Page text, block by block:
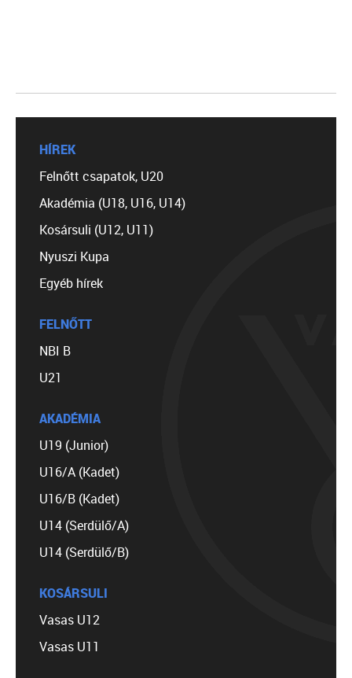
HÍREK
Felnőtt csapatok, U20
Akadémia (U18, U16, U14)
Kosársuli (U12, U11)
Nyuszi Kupa
Egyéb hírek
FELNŐTT
NBI B
U21
AKADÉMIA
U19 (Junior)
U16/A (Kadet)
U16/B (Kadet)
U14 (Serdülő/A)
U14 (Serdülő/B)
KOSÁRSULI
Vasas U12
Vasas U11